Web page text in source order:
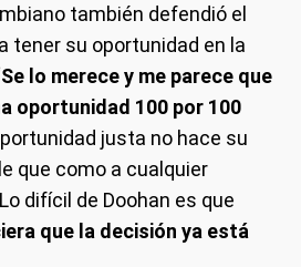
también defendió el
tener su oportunidad en la
lo merece y me parece que
oportunidad 100 por 100
justa no hace su
que como a cualquier
difícil de Doohan es que
que la decisión ya está